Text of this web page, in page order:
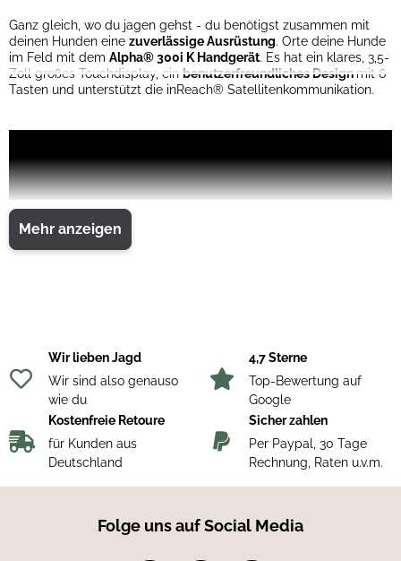
Ganz gleich, wo du jagen gehst - du benötigst zusammen mit
deinen Hunden eine zuverlässige Ausrüstung. Orte deine Hunde
im Feld mit dem Alpha® 300i K Handgerät. Es hat ein klares, 3,5-
Zoll großes Touchdisplay, ein benutzerfreundliches Design mit 6
Tasten und unterstützt die inReach® Satellitenkommunikation.
Funktionen
zu 5 Sekunden kannst du Karten anzeigen
Mehr anzeigen
Wir lieben Jagd
Wir sind also genauso
wie du
4,7 Sterne
Top-Bewertung auf
Google
Kostenfreie Retoure
für Kunden aus
Deutschland
Sicher zahlen
Per Paypal, 30 Tage
Rechnung, Raten u.v.m.
Folge uns auf Social Media